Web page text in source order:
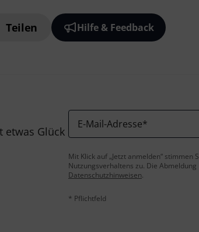
Teilen Hilfe & Feedback
etwas Glück
E-Mail-Adresse*
Mit Klick auf „Jetzt anmelden“
Nutzungsverhaltens zu. Die
Datenschutzhinweisen.
* Pflichtfeld